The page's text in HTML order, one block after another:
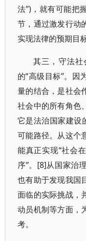
法”)，就有可能把
节，通过激发行动
实现法律的预期目标
其三，守法
的“高级目标”。因
量的结合，是社会
社会中的所有角色
它是法治国家建设
可能路径。从这个
能真正实现“社会
序”。[8]从国家治
也有助于发现我国
面临的实际挑战，
动员机制等方面，
考。